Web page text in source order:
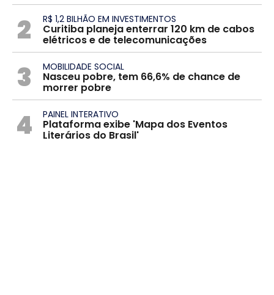
2 R$ 1,2 BILHÃO EM INVESTIMENTOS
Curitiba planeja enterrar 120 km de cabos
elétricos e de telecomunicações
3 MOBILIDADE SOCIAL
Nasceu pobre, tem 66,6% de chance de
morrer pobre
4 PAINEL INTERATIVO
Plataforma exibe 'Mapa dos Eventos
Literários do Brasil'